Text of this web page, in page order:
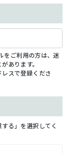
をご利用の方は、迷
あります。
スで登録くださ
る」を選択してく